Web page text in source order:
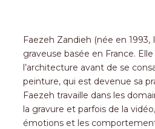
Faezeh Zandieh (née en
graveuse basée en France.
l’architecture avant de se
peinture, qui est devenue sa
Faezeh travaille dans les
la gravure et parfois de la
émotions et les